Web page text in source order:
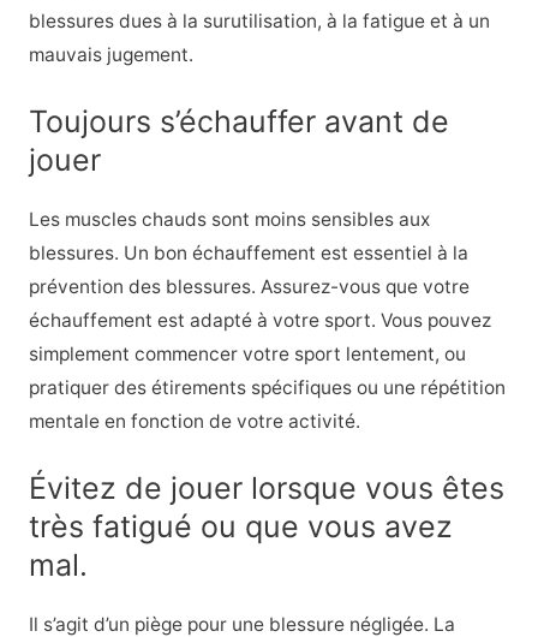
blessures dues à la surutilisation, à la fatigue et à un
mauvais jugement.
Toujours s’échauffer avant de
jouer
Les muscles chauds sont moins sensibles aux
blessures. Un bon échauffement est essentiel à la
prévention des blessures. Assurez-vous que votre
échauffement est adapté à votre sport. Vous pouvez
simplement commencer votre sport lentement, ou
pratiquer des étirements spécifiques ou une répétition
mentale en fonction de votre activité.
Évitez de jouer lorsque vous êtes
très fatigué ou que vous avez
mal.
Il s’agit d’un piège pour une blessure négligée. La